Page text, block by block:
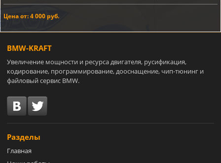
Цена от: 4 000 руб.
BMW-KRAFT
Увеличение мощности и ресурса двигателя, русификация,
кодирование, программирование, дооснащение, чип-тюнинг и
файловый сервис BMW.
Разделы
Главная